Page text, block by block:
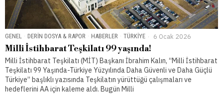
GENEL · DERIN DOSYA & RAPOR · HABERLER · TÜRKIYE 6 Ocak 2026
Milli İstihbarat Teşkilatı 99 yaşında!
Milli İstihbarat Teşkilatı (MİT) Başkanı İbrahim Kalın, “Milli İstihbarat
Teşkilatı 99 Yaşında-Türkiye Yüzyılında Daha Güvenli ve Daha Güçlü
Türkiye” başlıklı yazısında Teşkilatın yürüttüğü çalışmaları ve
hedeflerini AA için kaleme aldı. Bugün Milli